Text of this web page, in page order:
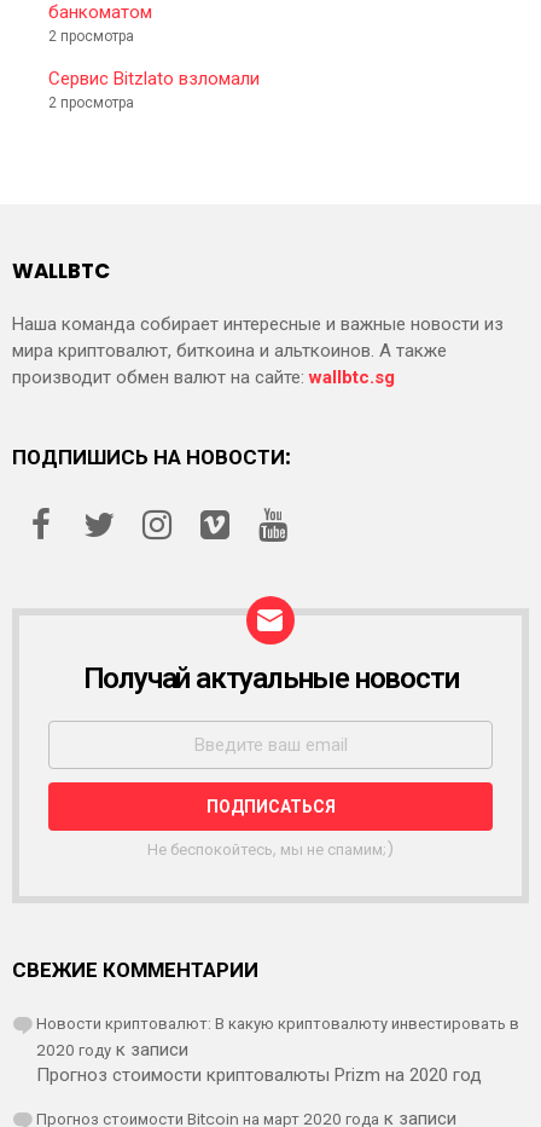
банкоматом
2 просмотра
Сервис Bitzlato взломали
2 просмотра
WALLBTC
Наша команда собирает интересные и важные новости из
мира криптовалют, биткоина и альткоинов. А также
производит обмен валют на сайте:wallbtc.sg
ПОДПИШИСЬ НА НОВОСТИ:
С
Ы
К
Получай актуальные новости
Не беспокойтесь, мы не спамим;)
СВЕЖИЕ КОММЕНТАРИИ
Новости криптовалют: В какую криптовалюту инвестировать в
2020 году к записи
Прогноз стоимости криптовалюты Prizm на 2020 год
Прогноз стоимости Bitcoin на март 2020 года к записи